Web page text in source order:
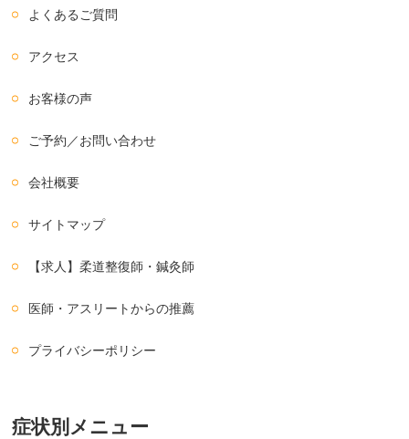
よくあるご質問
アクセス
お客様の声
ご予約／お問い合わせ
会社概要
サイトマップ
【求人】柔道整復師・鍼灸師
医師・アスリートからの推薦
プライバシーポリシー
症状別メニュー